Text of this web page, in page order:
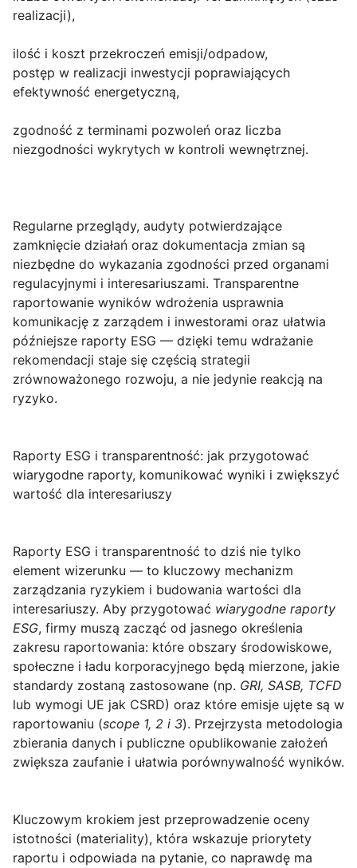
realizacji),
ilość i koszt przekroczeń emisji/odpadow,
postęp w realizacji inwestycji poprawiających
efektywność energetyczną,
zgodność z terminami pozwoleń oraz liczba
niezgodności wykrytych w kontroli wewnętrznej.
Regularne przeglądy, audyty potwierdzające
zamknięcie działań oraz dokumentacja zmian są
niezbędne do wykazania zgodności przed organami
regulacyjnymi i interesariuszami. Transparentne
raportowanie wyników wdrożenia usprawnia
komunikację z zarządem i inwestorami oraz ułatwia
późniejsze raporty ESG — dzięki temu wdrażanie
rekomendacji staje się częścią strategii
zrównoważonego rozwoju, a nie jedynie reakcją na
ryzyko.
Raporty ESG i transparentność: jak przygotować
wiarygodne raporty, komunikować wyniki i zwiększyć
wartość dla interesariuszy
Raporty ESG i transparentność to dziś nie tylko
element wizerunku — to kluczowy mechanizm
zarządzania ryzykiem i budowania wartości dla
interesariuszy. Aby przygotować wiarygodne raporty
ESG, firmy muszą zacząć od jasnego określenia
zakresu raportowania: które obszary środowiskowe,
społeczne i ładu korporacyjnego będą mierzone, jakie
standardy zostaną zastosowane (np. GRI, SASB, TCFD
lub wymogi UE jak CSRD) oraz które emisje ujęte są w
raportowaniu (scope 1, 2 i 3). Przejrzysta metodologia
zbierania danych i publiczne opublikowanie założeń
zwiększa zaufanie i ułatwia porównywalność wyników.
Kluczowym krokiem jest przeprowadzenie oceny
istotności (materiality), która wskazuje priorytety
raportu i odpowiada na pytanie, co naprawdę ma